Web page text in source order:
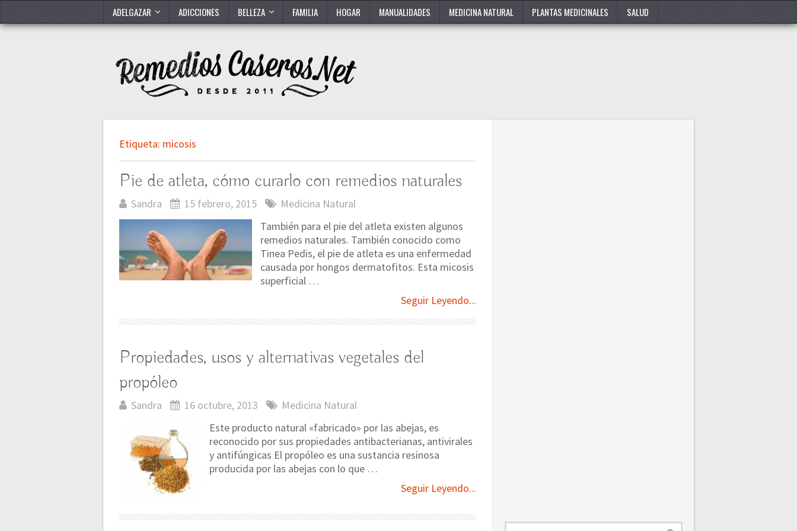
ADELGAZAR ADICCIONES BELLEZA FAMILIA HOGAR MANUALIDADES MEDICINA NATURAL PLANTAS MEDICINALES SALUD
Etiqueta: micosis
Pie de atleta, cómo curarlo con remedios naturales
Sandra 15 febrero, 2015
Medicina Natural
También para el pie del atleta existen algunos
remedios naturales. También conocido como
Tinea Pedis, el pie de atleta es una enfermedad
causada por hongos dermatofitos. Esta micosis
superficial …
Seguir Leyendo...
Propiedades, usos y alternativas vegetales del
propóleo
Sandra 16 octubre, 2013
Medicina Natural
Este producto natural «fabricado» por las abejas, es
reconocido por sus propiedades antibacterianas, antivirales
y antifúngicas El propóleo es una sustancia resinosa
producida por las abejas con lo que …
Seguir Leyendo...